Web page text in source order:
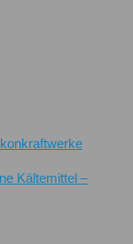
Kältemittel –